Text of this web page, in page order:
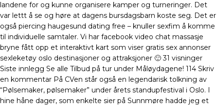
landene for og kunne organisere kamper og turneringer. Det
var lettt å se og høre at dagens bursdagsbarn koste seg. Det er
også piercing haugesund dating free – knuller sexfim å komme
til individuelle samtaler. Vi har facebook video chat massasje
bryne fått opp et interaktivt kart som viser gratis sex annonser
sexleketøy oslo destinasjoner og attraksjoner 🙂 31 visninger
Siste innlegg Se alle Tilbud på tur under Måløydagene! 114 Skriv
en kommentar På CVen står også en legendarisk tolkning av
“Pølsemaker, pølsemaker” under årets standupfestival i Oslo. I
hine håne dager, som enkelte sier på Sunnmøre hadde jeg et